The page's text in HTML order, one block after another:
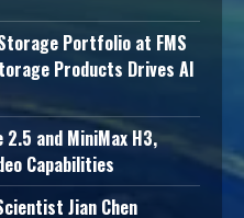
Portfolio at FMS
Products Drives AI
and MiniMax H3,
Capabilities
Jian Chen